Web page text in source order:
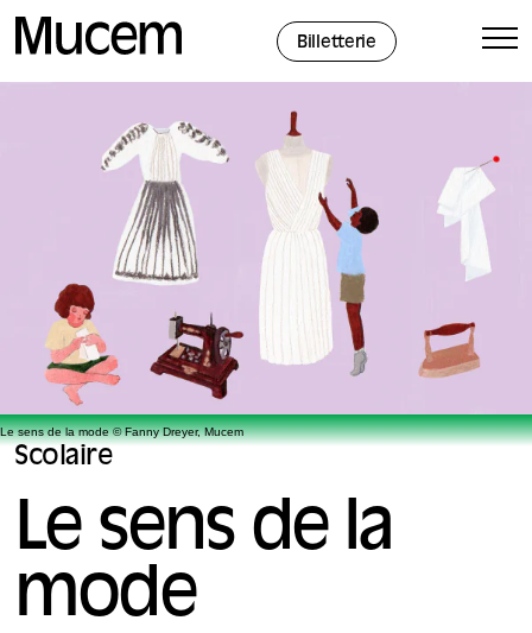
Billetterie
Le sens de la mode © Fanny Dreyer, Mucem
Scolaire
Le sens de la
mode